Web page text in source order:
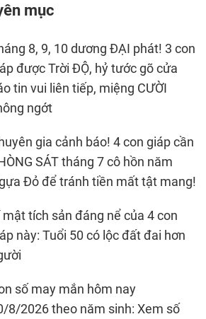
mục
8, 9, 10 dương ĐẠI phát! 3 con
được Trời ĐỘ, hỷ tước gõ cửa
tin vui liên tiếp, miệng CƯỜI
ngớt
gia cảnh báo! 4 con giáp cần
SÁT tháng 7 cô hồn năm
Đỏ để tránh tiền mất tật mang!
mật tích sản đáng nể của 4 con
này: Tuổi 50 có lộc đất đai hơn
số may mắn hôm nay
8/2026 theo năm sinh: Xem số